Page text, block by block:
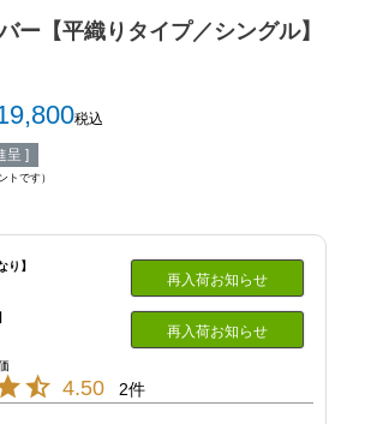
ー【平織りタイプ／シングル】
税込
呈 ]
トです）
り】
再入荷お知らせ
再入荷お知らせ
4.50 2